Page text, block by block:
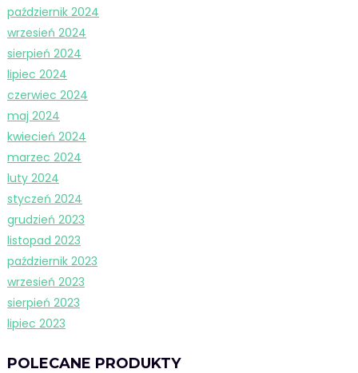
październik 2024
wrzesień 2024
sierpień 2024
lipiec 2024
czerwiec 2024
maj 2024
kwiecień 2024
marzec 2024
luty 2024
styczeń 2024
grudzień 2023
listopad 2023
październik 2023
wrzesień 2023
sierpień 2023
lipiec 2023
POLECANE PRODUKTY